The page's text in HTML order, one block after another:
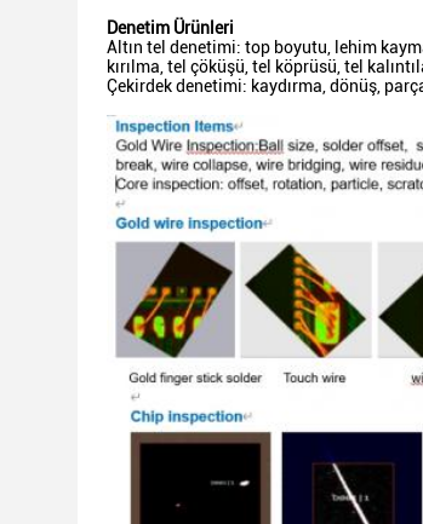
Denetim Ürünleri
Altın tel denetimi: top boyutu, lehim
kırılma, tel çöküşü, tel köprüsü, tel
Çekirdek denetimi: kaydırma, dönüş,